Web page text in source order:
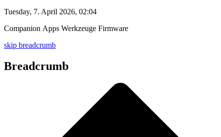
Tuesday, 7. April 2026, 02:04
Companion Apps Werkzeuge Firmware
skip breadcrumb
Breadcrumb